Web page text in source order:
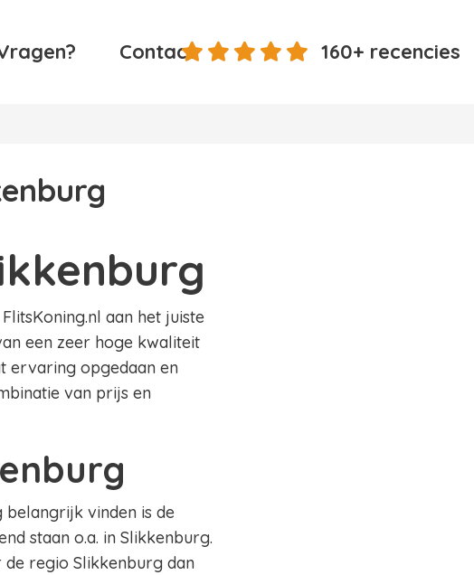
Contact 160+ recencies
aan het juiste
een zeer hoge kwaliteit
ervaring opgedaan en
van prijs en
vinden is de
staan o.a. in Slikkenburg.
regio Slikkenburg dan